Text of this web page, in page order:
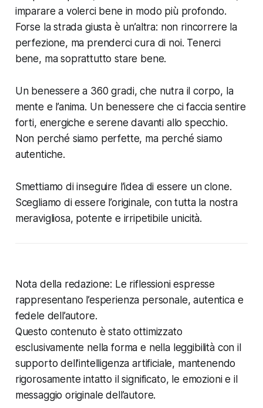
imparare a volerci bene in modo più profondo.
Forse la strada giusta è un’altra: non rincorrere la
perfezione, ma prenderci cura di noi. Tenerci
bene, ma soprattutto stare bene.
Un benessere a 360 gradi, che nutra il corpo, la
mente e l’anima. Un benessere che ci faccia sentire
forti, energiche e serene davanti allo specchio.
Non perché siamo perfette, ma perché siamo
autentiche.
Smettiamo di inseguire l’idea di essere un clone.
Scegliamo di essere l’originale, con tutta la nostra
meravigliosa, potente e irripetibile unicità.
Nota della redazione: Le riflessioni espresse
rappresentano l’esperienza personale, autentica e
fedele dell’autore.
Questo contenuto è stato ottimizzato
esclusivamente nella forma e nella leggibilità con il
supporto dell’intelligenza artificiale, mantenendo
rigorosamente intatto il significato, le emozioni e il
messaggio originale dell’autore.